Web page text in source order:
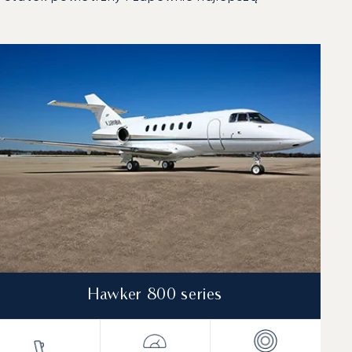
Hawker 800 series